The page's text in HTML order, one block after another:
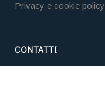
Privacy e cookie policy
CONTATTI